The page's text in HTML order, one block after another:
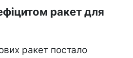
ракет для
ракет постало